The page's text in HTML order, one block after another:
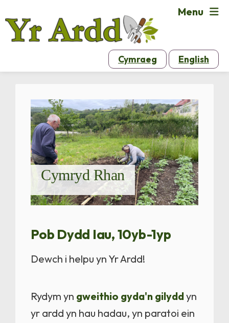
Cymraeg English
Menu
Cymryd Rhan
Pob Dydd Iau, 10yb-1yp
Dewch i helpu yn Yr Ardd!
Rydym yn gweithio gyda'n gilyddyn
yr ardd yn hau hadau, yn paratoi ein